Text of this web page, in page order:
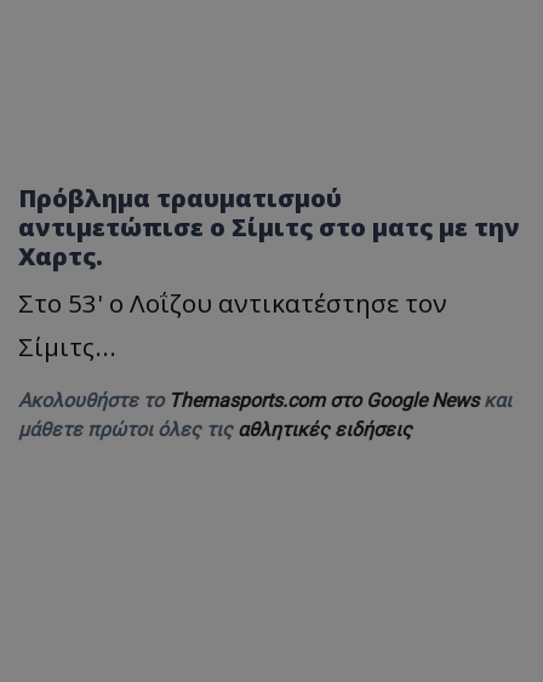
Πρόβλημα τραυματισμού
αντιμετώπισε ο Σίμιτς στο ματς με την
Χαρτς.
Στο 53' ο Λοΐζου αντικατέστησε τον
Σίμιτς...
Ακολουθήστε το Themasports.com στο Google Newsκαι
μάθετε πρώτοι όλες τις αθλητικές ειδήσεις